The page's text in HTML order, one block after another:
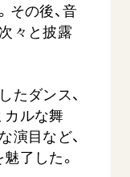
その後、音
々と披露
たダンス、
カルな舞
演目など、
了した。